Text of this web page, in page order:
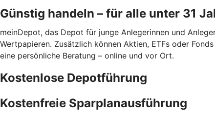
Günstig handeln – für alle unter 31
meinDepot, das Depot für junge Anlegerinnen und
Wertpapieren. Zusätzlich können Aktien, ETFs oder
eine persönliche Beratung – online und vor Ort.
Kostenlose Depotführung
Kostenfreie Sparplanausführung